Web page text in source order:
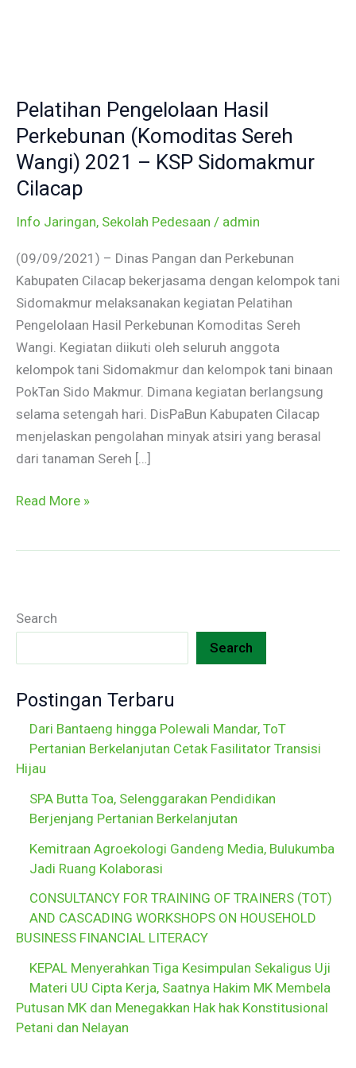
Pelatihan Pengelolaan Hasil
Perkebunan (Komoditas Sereh
Wangi) 2021 – KSP Sidomakmur
Cilacap
Info Jaringan, Sekolah Pedesaan / admin
(09/09/2021) – Dinas Pangan dan Perkebunan
Kabupaten Cilacap bekerjasama dengan kelompok tani
Sidomakmur melaksanakan kegiatan Pelatihan
Pengelolaan Hasil Perkebunan Komoditas Sereh
Wangi. Kegiatan diikuti oleh seluruh anggota
kelompok tani Sidomakmur dan kelompok tani binaan
PokTan Sido Makmur. Dimana kegiatan berlangsung
selama setengah hari. DisPaBun Kabupaten Cilacap
menjelaskan pengolahan minyak atsiri yang berasal
dari tanaman Sereh […]
Hasil
Perkebunan
(Komoditas
Wangi)
2021
KSP
Sidomakmur
Cilacap
Read More »
Search
Search
Postingan Terbaru
Dari Bantaeng hingga Polewali Mandar, ToT
Pertanian Berkelanjutan Cetak Fasilitator Transisi
Hijau
SPA Butta Toa, Selenggarakan Pendidikan
Berjenjang Pertanian Berkelanjutan
Kemitraan Agroekologi Gandeng Media, Bulukumba
Jadi Ruang Kolaborasi
CONSULTANCY FOR TRAINING OF TRAINERS (TOT)
AND CASCADING WORKSHOPS ON HOUSEHOLD
BUSINESS FINANCIAL LITERACY
KEPAL Menyerahkan Tiga Kesimpulan Sekaligus Uji
Materi UU Cipta Kerja, Saatnya Hakim MK Membela
Putusan MK dan Menegakkan Hak hak Konstitusional
Petani dan Nelayan